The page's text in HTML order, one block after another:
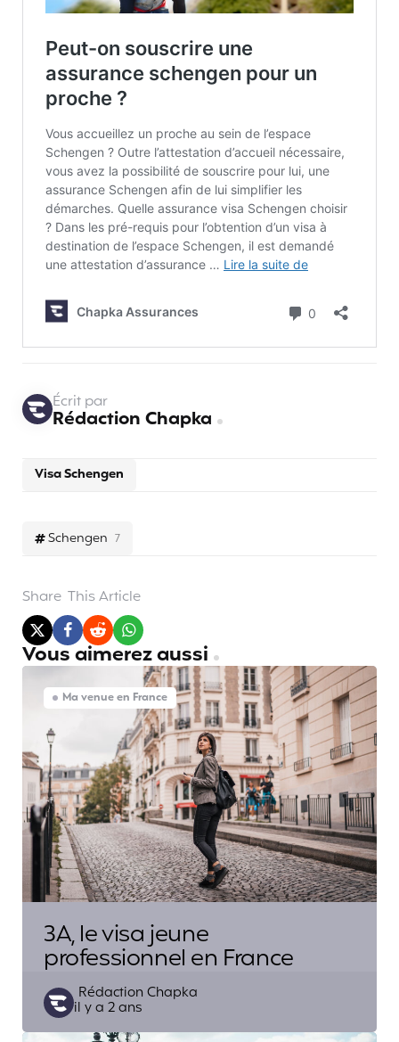
Schengen 7
Visa Schengen
Écrit par
Rédaction Chapka
Share This Article
Vous aimerez aussi
Ma venue en France
3A, le visa jeune
professionnel en France
Posted
by
Rédaction Chapka
il y a 2 ans